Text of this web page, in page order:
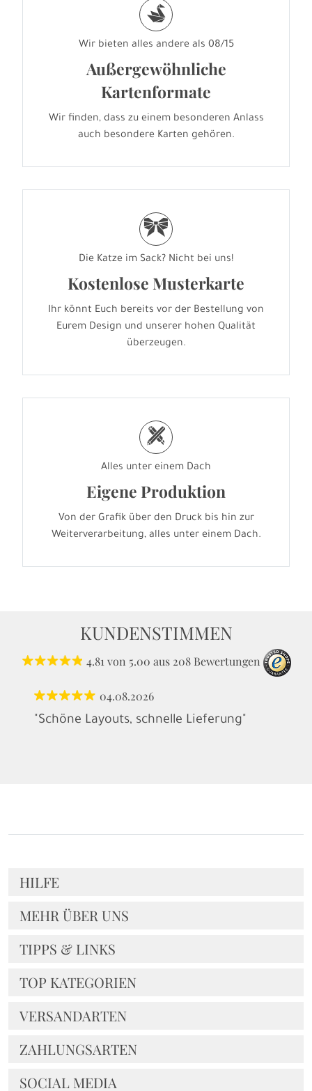
s
Wir bieten alles andere als 08/15
Außergewöhnliche
Kartenformate
Wir finden, dass zu einem besonderen Anlass
auch besondere Karten gehören.
r
Die Katze im Sack? Nicht bei uns!
Kostenlose Musterkarte
Ihr könnt Euch bereits vor der Bestellung von
Eurem Design und unserer hohen Qualität
überzeugen.
h
Alles unter einem Dach
Eigene Produktion
Von der Grafik über den Druck bis hin zur
Weiterverarbeitung, alles unter einem Dach.
KUNDENSTIMMEN
4.81 von 5.00 aus 208 Bewertungen
04.08.2026
"Schöne Layouts, schnelle Lieferung"
HILFE
MEHR ÜBER UNS
TIPPS & LINKS
TOP KATEGORIEN
VERSANDARTEN
ZAHLUNGSARTEN
SOCIAL MEDIA